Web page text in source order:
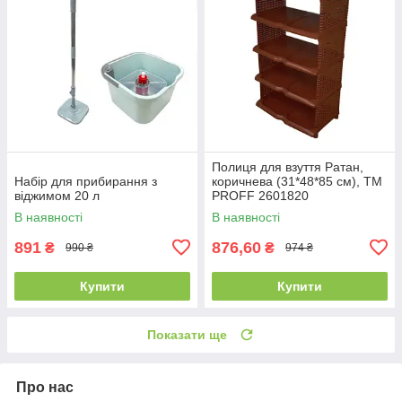
Набір для прибирання з
віджимом 20 л
В наявності
891 ₴ 990 ₴
Купити
Полиця для взуття Ратан,
коричнева (31*48*85 см), ТМ
PROFF 2601820
В наявності
876,60 ₴ 974 ₴
Купити
Показати ще
Про нас